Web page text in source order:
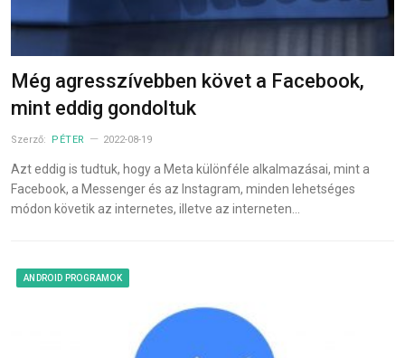
Még agresszívebben követ a Facebook,
mint eddig gondoltuk
Szerző: PÉTER 2022-08-19
Azt eddig is tudtuk, hogy a Meta különféle alkalmazásai, mint a
Facebook, a Messenger és az Instagram, minden lehetséges
módon követik az internetes, illetve az interneten…
ANDROID PROGRAMOK